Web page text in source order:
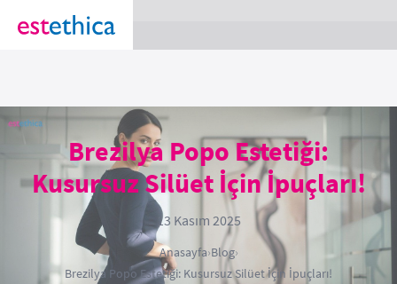
section Service {
Brezilya Popo Estetiği:
Kusursuz Silüet İçin İpuçları!
13 Kasım 2025
Anasayfa›Blog›
Brezilya Popo Estetiği: Kusursuz Silüet İçin İpuçları!